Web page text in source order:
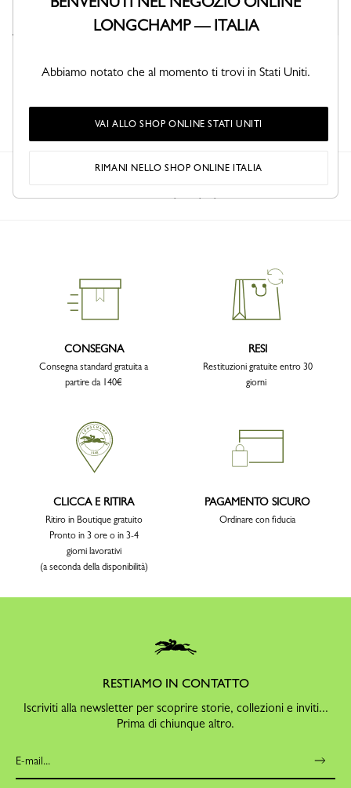
Foulonné
Foulonné
CONSEGNA
Consegna standard gratuita a
partire da 140€
RESI
Restituzioni gratuite entro 30
giorni
CLICCA E RITIRA
Ritiro in Boutique gratuito
Pronto in 3 ore o in 3-4
giorni lavorativi
(a seconda della disponibilità)
PAGAMENTO SICURO
Ordinare con fiducia
RESTIAMO IN CONTATTO
Iscriviti alla newsletter per scoprire storie, collezioni e inviti...
Prima di chiunque altro.
LONGCHAMP — ITALIA
Abbiamo notato che al momento ti trovi in Stati Uniti.
VAI ALLO SHOP ONLINE STATI UNITI
RIMANI NELLO SHOP ONLINE ITALIA